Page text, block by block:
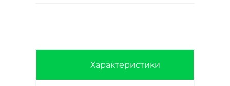
Характеристики